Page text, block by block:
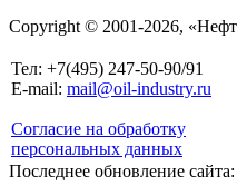
Copyright © 2001-2026,
Тел: +7(495) 247-50-90/91
E-mail: mail@oil-industry.ru
Согласие на обработку
персональных данных
Последнее обновление